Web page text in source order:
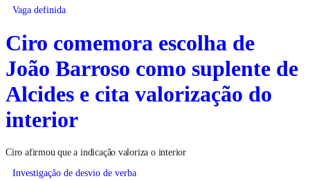
Vaga definida
Ciro comemora escolha de
João Barroso como suplente de
Alcides e cita valorização do
interior
Ciro afirmou que a indicação valoriza o interior
Investigação de desvio de verba